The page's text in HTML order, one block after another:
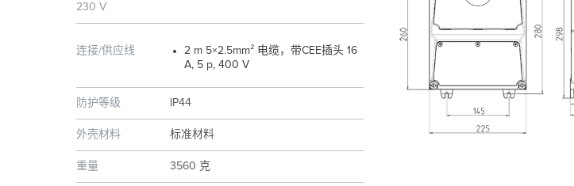
230 V
连接/供应线
2 m 5×2.5mm² 电缆，带CEE插头 16
A, 5 p, 400 V
防护等级 IP44
外壳材料 标准材料
重量 3560 克